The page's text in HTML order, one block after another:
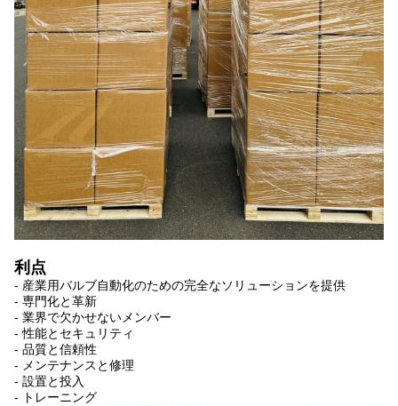
利点
- 産業用バルブ自動化のための完全なソリューションを提供
- 専門化と革新
- 業界で欠かせないメンバー
- 性能とセキュリティ
- 品質と信頼性
- メンテナンスと修理
- 設置と投入
- トレーニング